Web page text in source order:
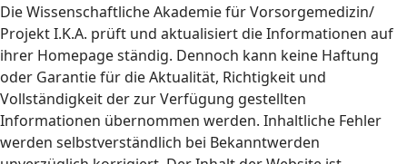
Die Wissenschaftliche Akademie für Vorsorgemedizin/
Projekt I.K.A. prüft und aktualisiert die Informationen auf
ihrer Homepage ständig. Dennoch kann keine Haftung
oder Garantie für die Aktualität, Richtigkeit und
Vollständigkeit der zur Verfügung gestellten
Informationen übernommen werden. Inhaltliche Fehler
werden selbstverständlich bei Bekanntwerden